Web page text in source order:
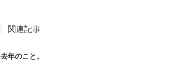
関連記事
去年のこと。